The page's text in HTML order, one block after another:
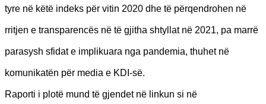
tyre në këtë indeks për vitin 2020 dhe të përqendrohen në
rritjen e transparencës në të gjitha shtyllat në 2021, pa marrë
parasysh sfidat e implikuara nga pandemia, thuhet në
komunikatën për media e KDI-së.
Raporti i plotë mund të gjendet në linkun si në